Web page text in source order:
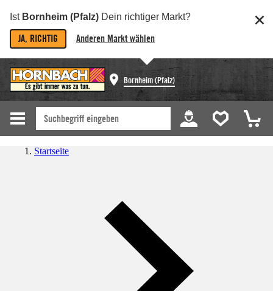
Ist Bornheim (Pfalz) Dein richtiger Markt?
JA, RICHTIG Anderen Markt wählen
Bornheim (Pfalz)
Startseite